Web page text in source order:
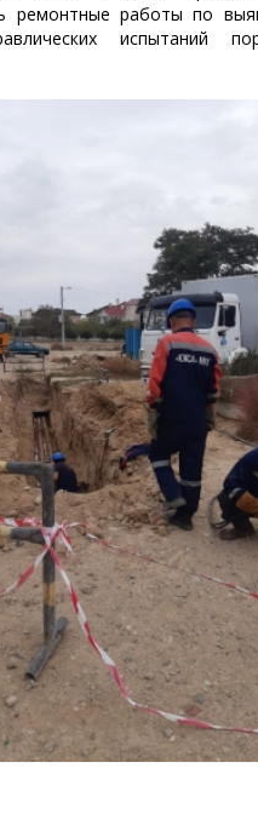
ремонтные работы по
испытаний